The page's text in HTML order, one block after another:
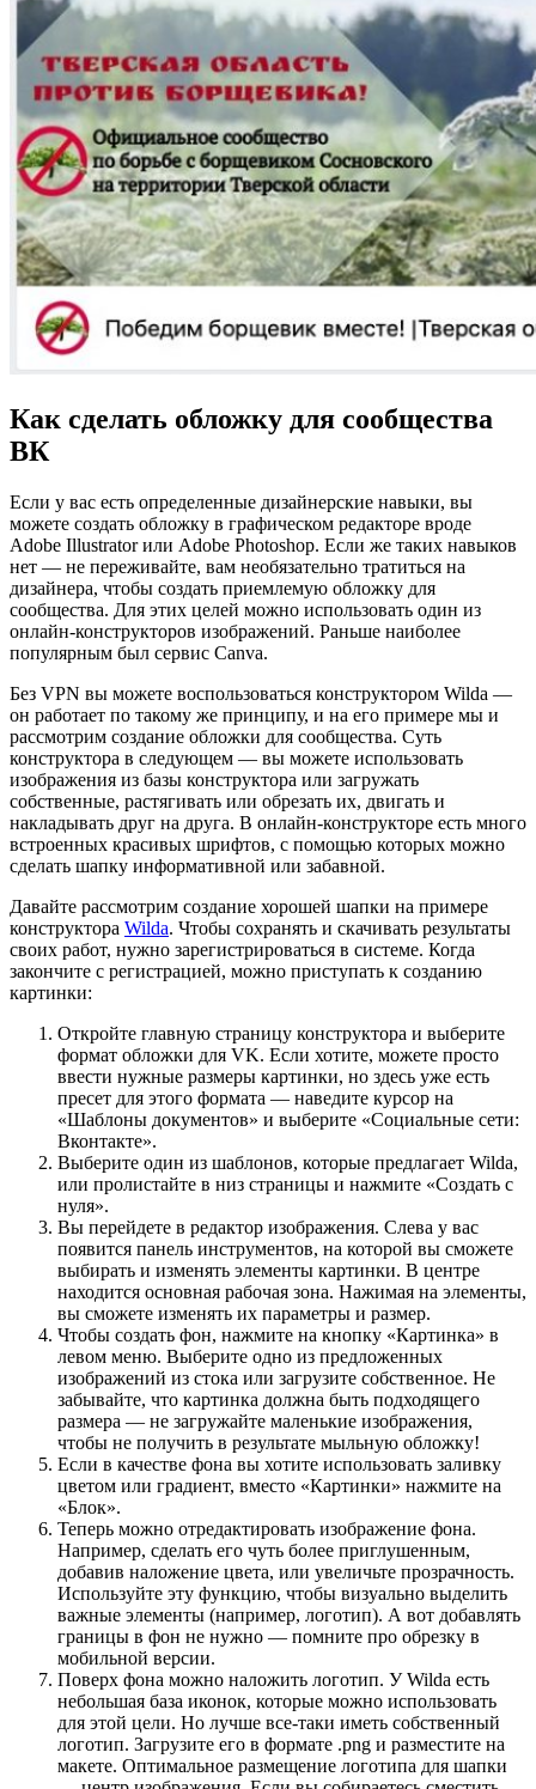
Как сделать обложку для сообщества
ВК
Если у вас есть определенные дизайнерские навыки, вы
можете создать обложку в графическом редакторе вроде
Adobe Illustrator или Adobe Photoshop. Если же таких навыков
нет — не переживайте, вам необязательно тратиться на
дизайнера, чтобы создать приемлемую обложку для
сообщества. Для этих целей можно использовать один из
онлайн-конструкторов изображений. Раньше наиболее
популярным был сервис Canva.
Без VPN вы можете воспользоваться конструктором Wilda —
он работает по такому же принципу, и на его примере мы и
рассмотрим создание обложки для сообщества. Суть
конструктора в следующем — вы можете использовать
изображения из базы конструктора или загружать
собственные, растягивать или обрезать их, двигать и
накладывать друг на друга. В онлайн-конструкторе есть много
встроенных красивых шрифтов, с помощью которых можно
сделать шапку информативной или забавной.
Давайте рассмотрим создание хорошей шапки на примере
конструктора Wilda. Чтобы сохранять и скачивать результаты
своих работ, нужно зарегистрироваться в системе. Когда
закончите с регистрацией, можно приступать к созданию
картинки:
Откройте главную страницу конструктора и выберите
формат обложки для VK. Если хотите, можете просто
ввести нужные размеры картинки, но здесь уже есть
пресет для этого формата — наведите курсор на
«Шаблоны документов» и выберите «Социальные сети:
Вконтакте».
Выберите один из шаблонов, которые предлагает Wilda,
или пролистайте в низ страницы и нажмите «Создать с
нуля».
Вы перейдете в редактор изображения. Слева у вас
появится панель инструментов, на которой вы сможете
выбирать и изменять элементы картинки. В центре
находится основная рабочая зона. Нажимая на элементы,
вы сможете изменять их параметры и размер.
Чтобы создать фон, нажмите на кнопку «Картинка» в
левом меню. Выберите одно из предложенных
изображений из стока или загрузите собственное. Не
забывайте, что картинка должна быть подходящего
размера — не загружайте маленькие изображения,
чтобы не получить в результате мыльную обложку!
Если в качестве фона вы хотите использовать заливку
цветом или градиент, вместо «Картинки» нажмите на
«Блок».
Теперь можно отредактировать изображение фона.
Например, сделать его чуть более приглушенным,
добавив наложение цвета, или увеличьте прозрачность.
Используйте эту функцию, чтобы визуально выделить
важные элементы (например, логотип). А вот добавлять
границы в фон не нужно — помните про обрезку в
мобильной версии.
Поверх фона можно наложить логотип. У Wilda есть
небольшая база иконок, которые можно использовать
для этой цели. Но лучше все-таки иметь собственный
логотип. Загрузите его в формате .png и разместите на
макете. Оптимальное размещение логотипа для шапки